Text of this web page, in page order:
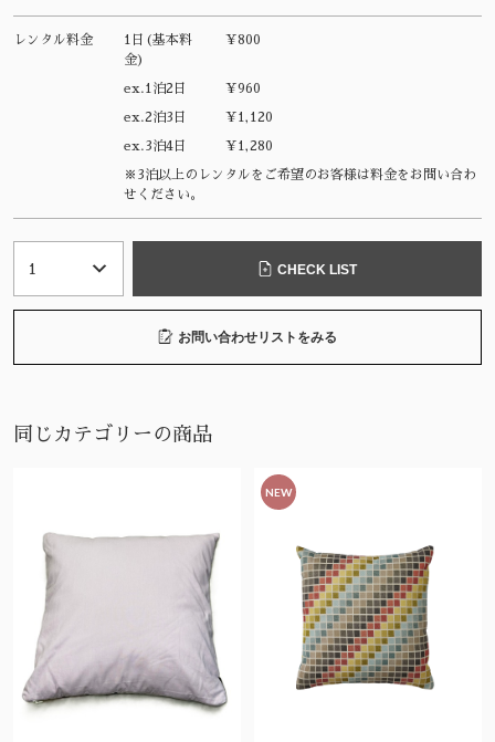
レンタル料金
1日(基本料
金)
¥800
ex.1泊2日 ¥960
ex.2泊3日 ¥1,120
ex.3泊4日 ¥1,280
※3泊以上のレンタルをご希望のお客様は料金をお問い合わ
せください。
CHECK LIST
お問い合わせリストをみる
同じカテゴリーの商品
NEW